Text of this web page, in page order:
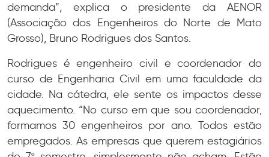
demanda”, explica o presidente da AENOR
(Associação dos Engenheiros do Norte de Mato
Grosso), Bruno Rodrigues dos Santos.
Rodrigues é engenheiro civil e coordenador do
curso de Engenharia Civil em uma faculdade da
cidade. Na cátedra, ele sente os impactos desse
aquecimento. “No curso em que sou coordenador,
formamos 30 engenheiros por ano. Todos estão
empregados. As empresas que querem estagiários